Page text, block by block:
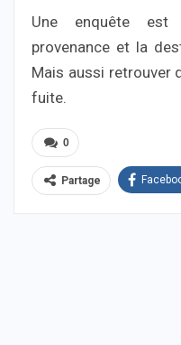
Une enquête
provenance et la
Mais aussi retrouver
fuite.
0
Partage